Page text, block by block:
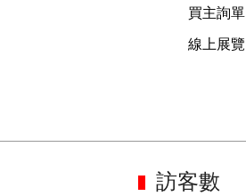
買主詢單
線上展覽
訪客數